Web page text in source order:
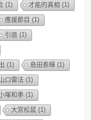
(1) 才能的真相 (1)
應援節目 (1)
引退 (1)
(1) 島田泰輝 (1)
口雷法 (1)
塚和季 (1)
大宮松鼠 (1)